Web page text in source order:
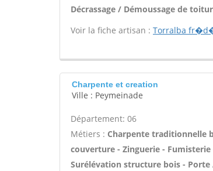
Décrassage / Démoussage de
Voir la fiche artisan : Torralba
Charpente et creation
Ville : Peymeinade
Département: 06
Métiers : Charpente traditionnelle
couverture - Zinguerie -
Surélévation structure bois - Porte